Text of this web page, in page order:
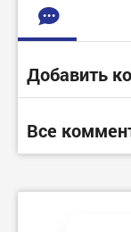
Добавить
Все